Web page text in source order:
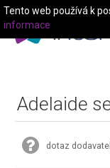
Adelaide
dotaz
Tento web používá k
informace